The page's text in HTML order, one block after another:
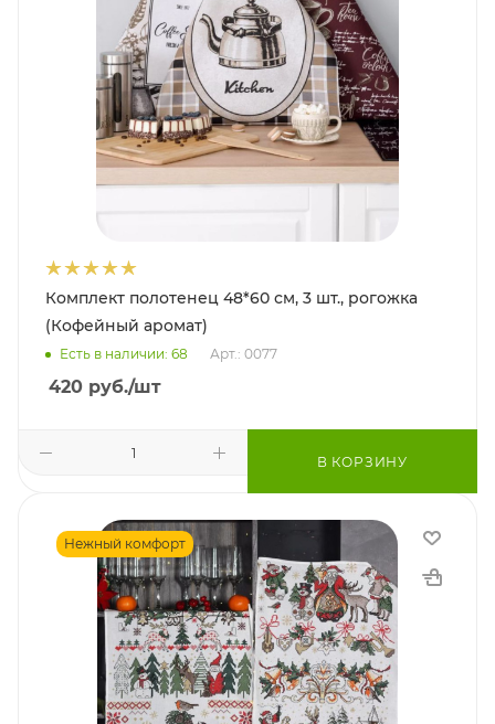
Комплект полотенец 48*60 см, 3 шт., рогожка
(Кофейный аромат)
Есть в наличии: 68 Арт.: 0077
420 руб./шт
В КОРЗИНУ
Нежный комфорт